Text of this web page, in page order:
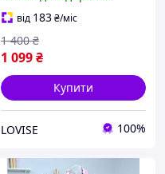
Labubu для дівчинки
підлітка
від 183₴/міс
1 099₴
1 400 ₴
Купити
LOVISE 100%